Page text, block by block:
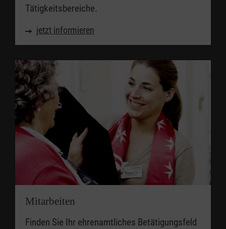
Tätigkeitsbereiche.
jetzt informieren
Mitarbeiten
Finden Sie Ihr ehrenamtliches Betätigungsfeld